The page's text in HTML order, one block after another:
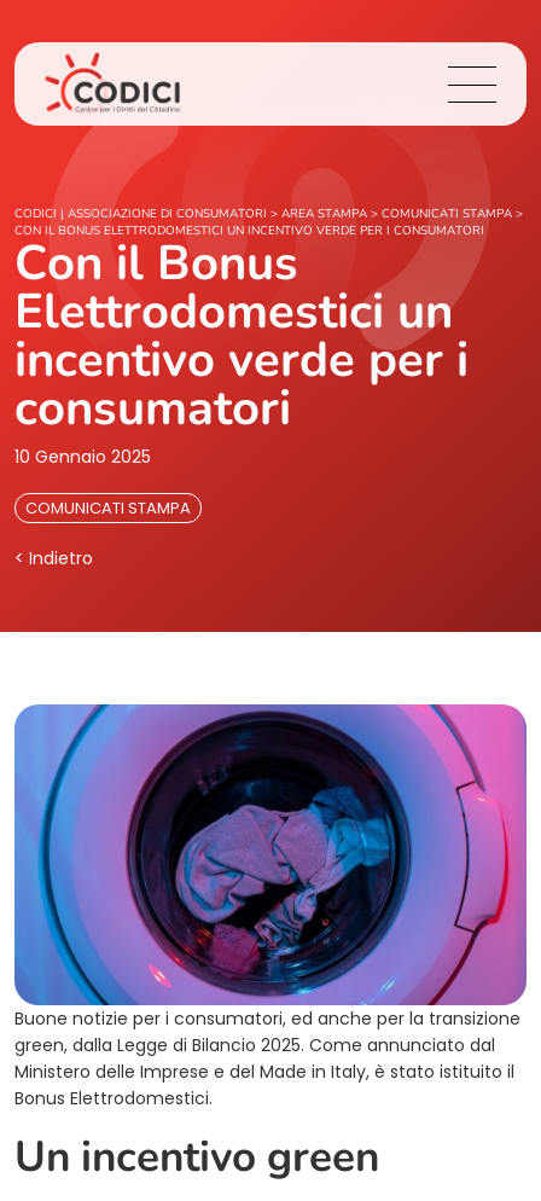
Chi Siamo
Cosa Facciamo
Area Stampa
Contatti
CODICI | ASSOCIAZIONE DI CONSUMATORI > AREA STAMPA > COMUNICATI STAMPA >
CON IL BONUS ELETTRODOMESTICI UN INCENTIVO VERDE PER I CONSUMATORI
Con il Bonus
Elettrodomestici un
incentivo verde per i
consumatori
10 Gennaio 2025
COMUNICATI STAMPA
< Indietro
Buone notizie per i consumatori, ed anche per la transizione
green, dalla Legge di Bilancio 2025. Come annunciato dal
Ministero delle Imprese e del Made in Italy, è stato istituito il
Bonus Elettrodomestici.
Un incentivo green